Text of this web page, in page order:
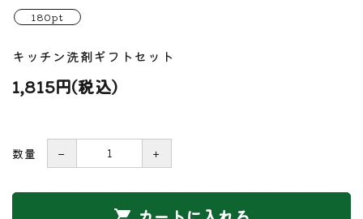
180pt
キッチン洗剤ギフトセット
1,815円(税込)
数量 － ＋